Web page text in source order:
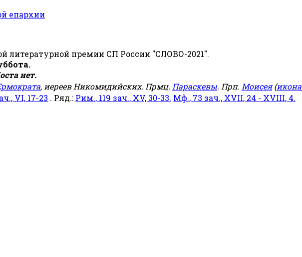
епархии
литературной премии СП России "СЛОВО-2021".
нет.
, иереев Никомидийских. Прмц. Параскевы. Прп. Моисея(икона
VI, 17-23 . Ряд.: Рим., 119 зач., XV, 30-33. Мф., 73 зач., XVII, 24 - XVIII, 4.